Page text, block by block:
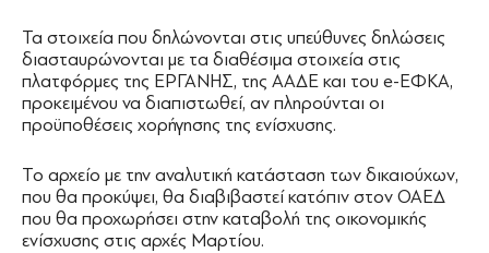
Τα στοιχεία που δηλώνονται στις υπεύθυνες δηλώσεις
διασταυρώνονται με τα διαθέσιμα στοιχεία στις
πλατφόρμες της ΕΡΓΑΝΗΣ, της ΑΑΔΕ και του e-ΕΦΚΑ,
προκειμένου να διαπιστωθεί, αν πληρούνται οι
προϋποθέσεις χορήγησης της ενίσχυσης.
Το αρχείο με την αναλυτική κατάσταση των δικαιούχων,
που θα προκύψει, θα διαβιβαστεί κατόπιν στον ΟΑΕΔ
που θα προχωρήσει στην καταβολή της οικονομικής
ενίσχυσης στις αρχές Μαρτίου.